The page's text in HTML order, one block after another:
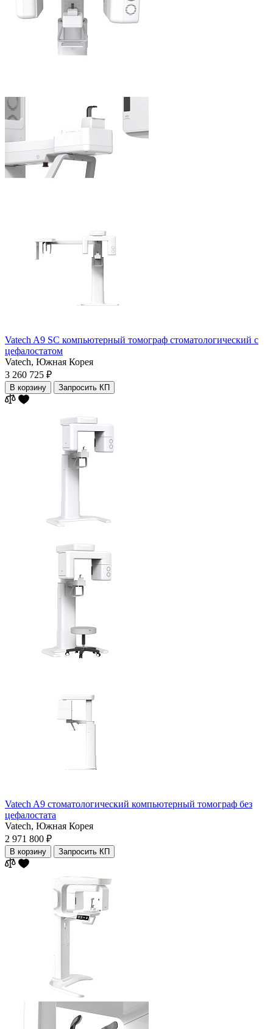
Vatech A9 SC компьютерный томограф стоматологический с
цефалостатом
Vatech, Южная Корея
3 260 725 ₽
В корзину Запросить КП
Vatech A9 стоматологический компьютерный томограф без
цефалостата
Vatech, Южная Корея
2 971 800 ₽
В корзину Запросить КП